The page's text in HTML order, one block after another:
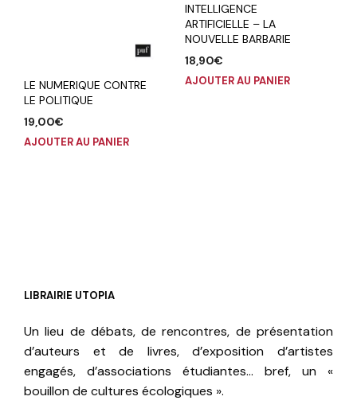
LE NUMERIQUE CONTRE
LE POLITIQUE
19,00€
AJOUTER AU PANIER
INTELLIGENCE
ARTIFICIELLE – LA
NOUVELLE BARBARIE
18,90€
AJOUTER AU PANIER
LIBRAIRIE UTOPIA
Un lieu de débats, de rencontres, de présentation
d’auteurs et de livres, d’exposition d’artistes
engagés, d’associations étudiantes… bref, un «
bouillon de cultures écologiques ».